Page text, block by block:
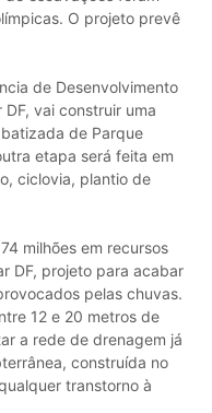
O projeto prevê
de Desenvolvimento
vai construir uma
de Parque
etapa será feita em
ciclovia, plantio de
milhões em recursos
DF, projeto para acabar
pelas chuvas.
12 e 20 metros de
a rede de drenagem já
construída no
transtorno à